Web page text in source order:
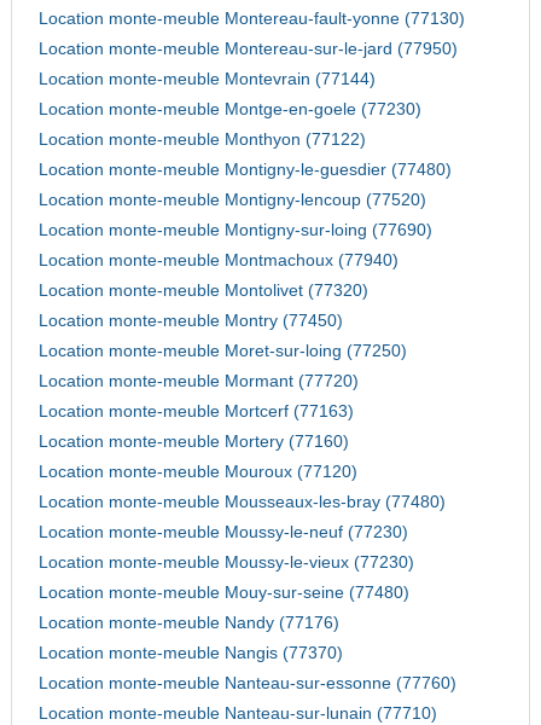
Location monte-meuble Montereau-fault-yonne (77130)
Location monte-meuble Montereau-sur-le-jard (77950)
Location monte-meuble Montevrain (77144)
Location monte-meuble Montge-en-goele (77230)
Location monte-meuble Monthyon (77122)
Location monte-meuble Montigny-le-guesdier (77480)
Location monte-meuble Montigny-lencoup (77520)
Location monte-meuble Montigny-sur-loing (77690)
Location monte-meuble Montmachoux (77940)
Location monte-meuble Montolivet (77320)
Location monte-meuble Montry (77450)
Location monte-meuble Moret-sur-loing (77250)
Location monte-meuble Mormant (77720)
Location monte-meuble Mortcerf (77163)
Location monte-meuble Mortery (77160)
Location monte-meuble Mouroux (77120)
Location monte-meuble Mousseaux-les-bray (77480)
Location monte-meuble Moussy-le-neuf (77230)
Location monte-meuble Moussy-le-vieux (77230)
Location monte-meuble Mouy-sur-seine (77480)
Location monte-meuble Nandy (77176)
Location monte-meuble Nangis (77370)
Location monte-meuble Nanteau-sur-essonne (77760)
Location monte-meuble Nanteau-sur-lunain (77710)